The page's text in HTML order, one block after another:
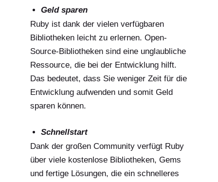
Geld sparen
Ruby ist dank der vielen verfügbaren
Bibliotheken leicht zu erlernen. Open-
Source-Bibliotheken sind eine unglaubliche
Ressource, die bei der Entwicklung hilft.
Das bedeutet, dass Sie weniger Zeit für die
Entwicklung aufwenden und somit Geld
sparen können.
Schnellstart
Dank der großen Community verfügt Ruby
über viele kostenlose Bibliotheken, Gems
und fertige Lösungen, die ein schnelleres